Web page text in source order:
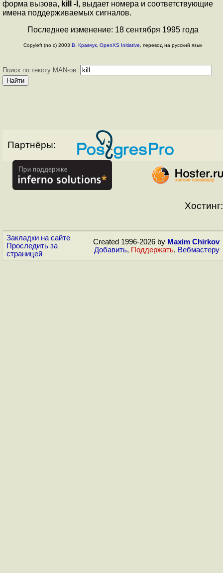
форма вызова, kill -l , выдает номера и соответствующие
имена поддерживаемых сигналов.
Последнее изменение: 18 сентября 1995 года
Copyleft (no c) 2003 В. Кравчук OpenXS Initiative , перевод на русский язык
Поиск по тексту MAN-ов:
Партнёры:
Хостинг:
Закладки на сайте
Проследить за
страницей
Created 1996-2026 by Maxim Chirkov
Добавить, Поддержать, Вебмастеру